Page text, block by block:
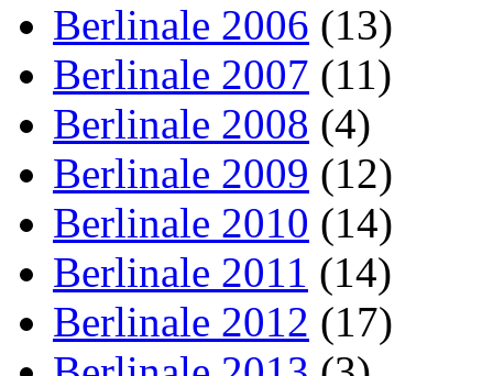
Berlinale 2006 (13)
Berlinale 2007 (11)
Berlinale 2008 (4)
Berlinale 2009 (12)
Berlinale 2010 (14)
Berlinale 2011 (14)
Berlinale 2012 (17)